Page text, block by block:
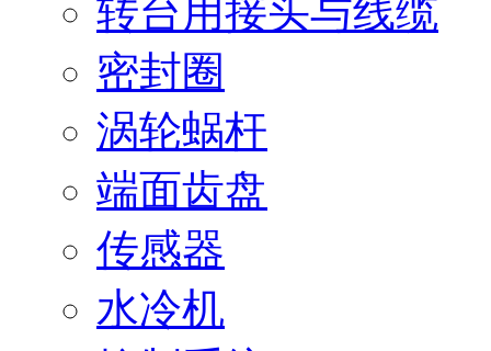
转台用接头与线缆
密封圈
涡轮蜗杆
端面齿盘
传感器
水冷机